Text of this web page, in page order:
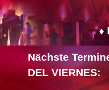
♦
Nächste
DEL VIERNES: